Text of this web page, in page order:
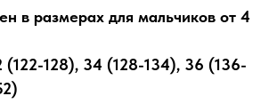
в размерах для мальчиков от 4
(122-128), 34 (128-134), 36 (136-